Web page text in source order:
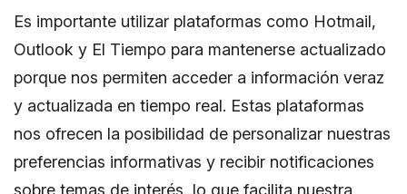
Es importante utilizar plataformas como Hotmail,
Outlook y El Tiempo para mantenerse actualizado
porque nos permiten acceder a información veraz
y actualizada en tiempo real. Estas plataformas
nos ofrecen la posibilidad de personalizar nuestras
preferencias informativas y recibir notificaciones